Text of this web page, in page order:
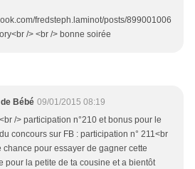
fredsteph.laminot/posts/899001006
/> <br /> bonne soirée
Bébé 09/01/2015 08:19
/> participation n°210 et bonus pour le
concours sur FB : participation n° 211<br
chance pour essayer de gagner cette
pour la petite de ta cousine et a bientôt